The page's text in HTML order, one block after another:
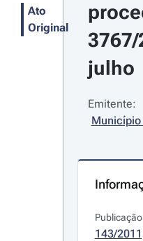
Ato
Original
julho
Emitente:
143/